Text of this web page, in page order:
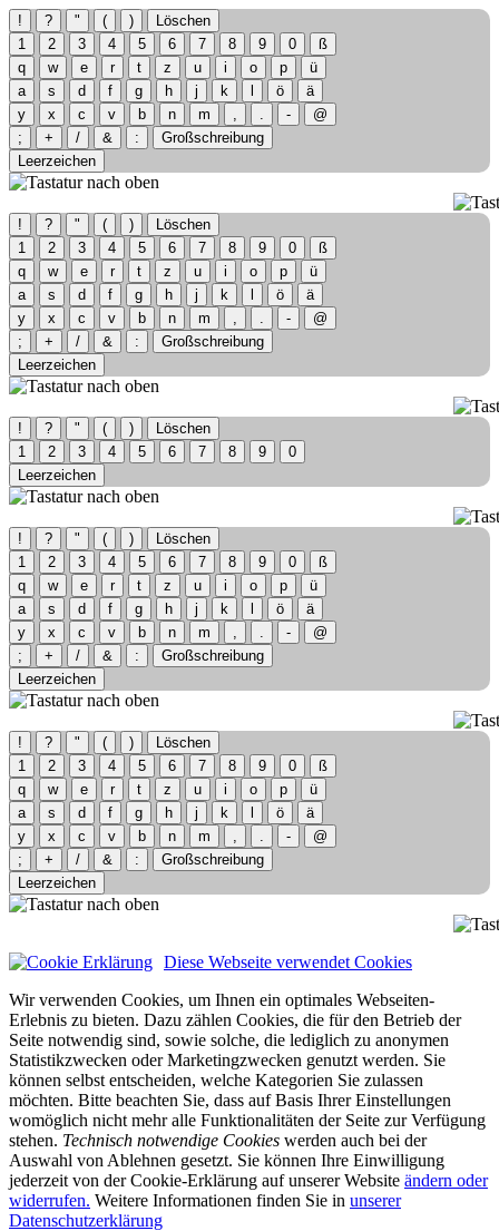
! ? " ( )
Löschen
1
2 3 4 5 6 7 8 9 0
ß
q
w e r t z u i o p
ü
a
s d f g h j k ö
ä
y
x c v b n m , . -
@
;
+ / & :
Großschreibung
Leerzeichen
! ? " ( )
Löschen
1
2 3 4 5 6 7 8 9 0
ß
q
w e r t z u i o p
ü
a
s d f g h j k ö
ä
y
x c v b n m , . -
@
;
+ / & :
Großschreibung
Leerzeichen
! ? " ( )
Löschen
1
2 3 4 5 6 7 8 9
0
Leerzeichen
! ? " ( )
Löschen
1
2 3 4 5 6 7 8 9 0
ß
q
w e r t z u i o p
ü
a
s d f g h j k ö
ä
y
x c v b n m , . -
@
;
+ / & :
Großschreibung
Leerzeichen
! ? " ( )
Löschen
1
2 3 4 5 6 7 8 9 0
ß
q
w e r t z u i o p
ü
a
s d f g h j k ö
ä
y
x c v b n m , . -
@
;
+ / & :
Großschreibung
Leerzeichen
Diese Webseite verwendet Cookies
Wir verwenden Cookies, um Ihnen ein optimales Webseiten-
Erlebnis zu bieten. Dazu zählen Cookies, die für den Betrieb der
Seite notwendig sind, sowie solche, die lediglich zu anonymen
Statistikzwecken oder Marketingzwecken genutzt werden. Sie
können selbst entscheiden, welche Kategorien Sie zulassen
möchten. Bitte beachten Sie, dass auf Basis Ihrer Einstellungen
womöglich nicht mehr alle Funktionalitäten der Seite zur Verfügung
stehen. Technisch notwendige Cookies werden auch bei der
Auswahl von Ablehnen gesetzt. Sie können Ihre Einwilligung
jederzeit von der Cookie-Erklärung auf unserer Website ändern oder
widerrufen. Weitere Informationen finden Sie in unserer
Datenschutzerklärung